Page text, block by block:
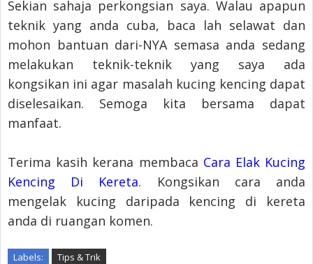
Sekian sahaja perkongsian saya. Walau apapun
teknik yang anda cuba, baca lah selawat dan
mohon bantuan dari-NYA semasa anda sedang
melakukan teknik-teknik yang saya ada
kongsikan ini agar masalah kucing kencing dapat
diselesaikan. Semoga kita bersama dapat
manfaat.
Terima kasih kerana membaca Cara Elak Kucing
Kencing Di Kereta. Kongsikan cara anda
mengelak kucing daripada kencing di kereta
anda di ruangan komen.
Labels: Tips & Trik